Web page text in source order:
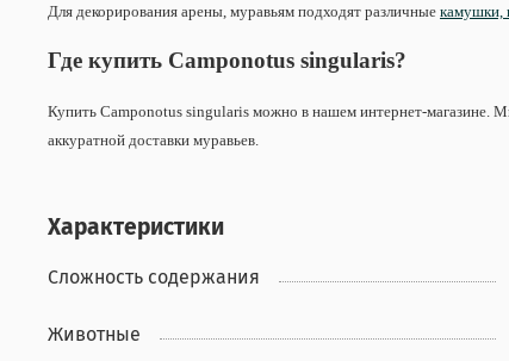
Для декорирования арены, муравьям подходят различные камушки,
Где купить Camponotus singularis?
Купить Camponotus singularis можно в нашем интернет-магазине.
аккуратной доставки муравьев.
Характеристики
Сложность содержания
Животные